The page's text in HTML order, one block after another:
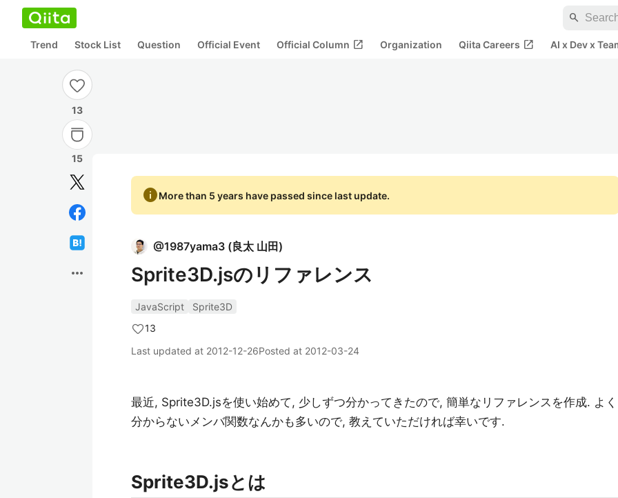
search
Trend Stock List Question Official Event Official Column open_in_new Organization Qiita Careers open_in_new AI x Dev x
13
15
more_horiz
infoMore than 5 years have passed since last update.
@1987yama3 (良太 山田)
Sprite3D.jsのリファレンス
JavaScript
Sprite3D
13
Last updated at 2012-12-26Posted at 2012-03-24
最近, Sprite3D.jsを使い始めて, 少しずつ分かってきたので, 簡単なリファレンスを作成. よく
分からないメンバ関数なんかも多いので, 教えていただければ幸いです.
Sprite3D.jsとは